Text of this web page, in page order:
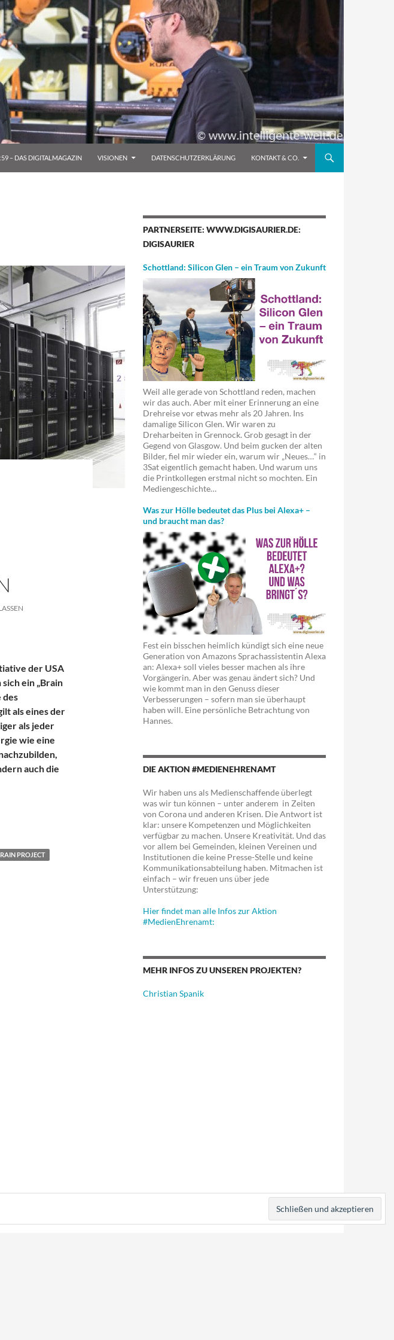
– DAS DIGITALMAGAZIN VISIONEN DATENSCHUTZERKLÄRUNG KONTAKT & CO.
der USA
ein „Brain
des
als eines der
als jeder
wie eine
auch die
das menschliche Gehirn
PROJECT
PARTNERSEITE: WWW.DIGISAURIER.DE:
DIGISAURIER
Schottland: Silicon Glen – ein Traum von Zukunft
Weil alle gerade von Schottland reden, machen
wir das auch. Aber mit einer Erinnerung an eine
Drehreise vor etwas mehr als 20 Jahren. Ins
damalige Silicon Glen. Wir waren zu
Dreharbeiten in Grennock. Grob gesagt in der
Gegend von Glasgow. Und beim gucken der alten
Bilder, fiel mir wieder ein, warum wir „Neues…“ in
3Sat eigentlich gemacht haben. Und warum uns
die Printkollegen erstmal nicht so mochten. Ein
Mediengeschichte…
Was zur Hölle bedeutet das Plus bei Alexa+ –
und braucht man das?
Fest ein bisschen heimlich kündigt sich eine neue
Generation von Amazons Sprachassistentin Alexa
an: Alexa+ soll vieles besser machen als ihre
Vorgängerin. Aber was genau ändert sich? Und
wie kommt man in den Genuss dieser
Verbesserungen – sofern man sie überhaupt
haben will. Eine persönliche Betrachtung von
Hannes.
DIE AKTION #MEDIENEHRENAMT
Wir haben uns als Medienschaffende überlegt
was wir tun können – unter anderem in Zeiten
von Corona und anderen Krisen. Die Antwort ist
klar: unsere Kompetenzen und Möglichkeiten
verfügbar zu machen. Unsere Kreativität. Und das
vor allem bei Gemeinden, kleinen Vereinen und
Institutionen die keine Presse-Stelle und keine
Kommunikationsabteilung haben. Mitmachen ist
einfach – wir freuen uns über jede
Unterstützung:
Hier findet man alle Infos zur Aktion
#MedienEhrenamt:
MEHR INFOS ZU UNSEREN PROJEKTEN?
Christian Spanik